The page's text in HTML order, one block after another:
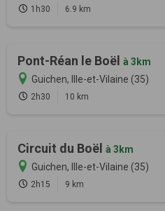
1h30 6.9 km
Pont-Réan le Boël à 3km
Guichen, Ille-et-Vilaine (35)
2h30 10 km
Circuit du Boël à 3km
Guichen, Ille-et-Vilaine (35)
2h15 9 km